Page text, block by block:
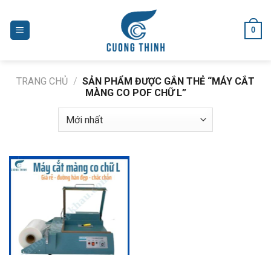
content
0
TRANG CHỦ / SẢN PHẨM ĐƯỢC GẮN THẺ “MÁY CẮT
MÀNG CO POF CHỮ L”